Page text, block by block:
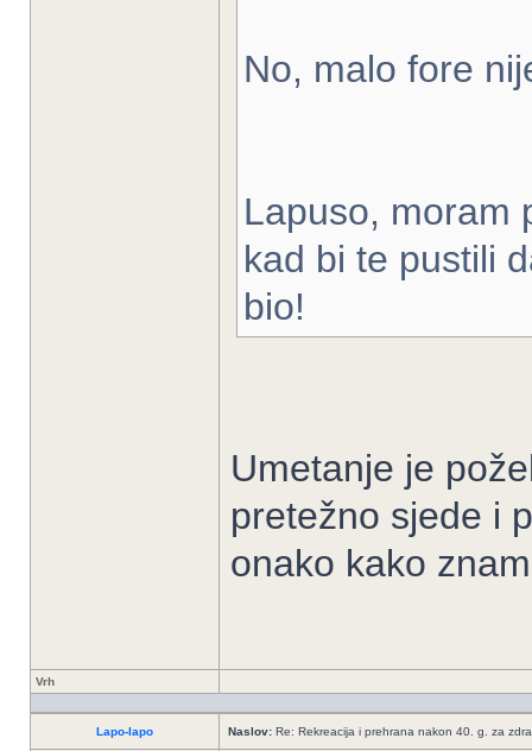
No, malo fore
Lapuso, moram
kad bi te pustili
bio!
Umetanje je
pretežno sjede i
onako kako
Vrh
Lapo-lapo Naslov: Re: Rekreacija i prehrana nakon 40. g. za